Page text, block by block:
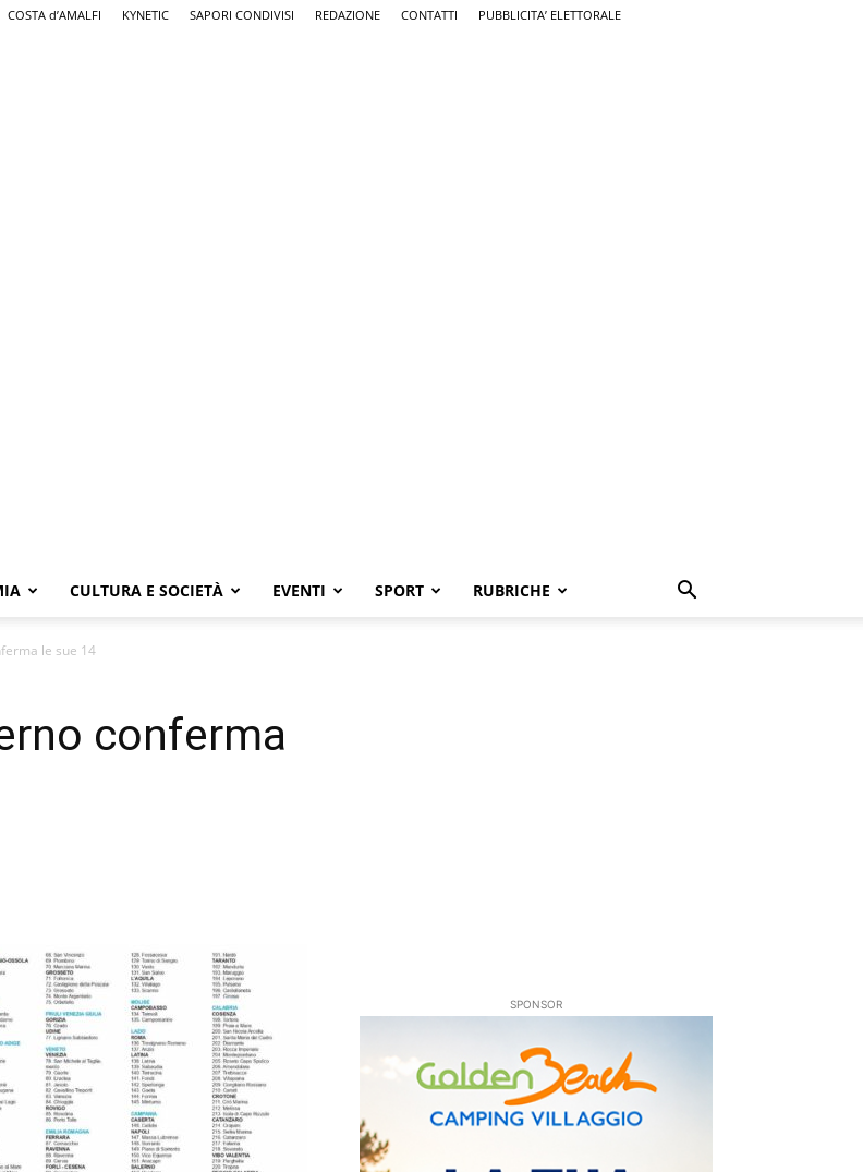
COSTA d’AMALFI KYNETIC SAPORI CONDIVISI REDAZIONE CONTATTI PUBBLICITA’ ELETTORALE
CULTURA E SOCIETÀ EVENTI SPORT RUBRICHE
le sue 14
conferma
SPONSOR